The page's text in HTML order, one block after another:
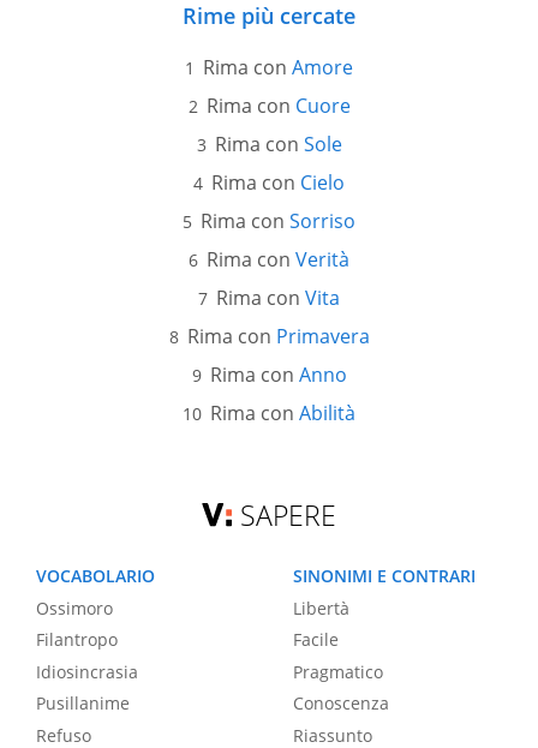
Rime più cercate
Rima con Amore
Rima con Cuore
Rima con Sole
Rima con Cielo
Rima con Sorriso
Rima con Verità
Rima con Vita
Rima con Primavera
Rima con Anno
Rima con Abilità
SAPERE
VOCABOLARIO
Ossimoro
Filantropo
Idiosincrasia
Pusillanime
Refuso
SINONIMI E CONTRARI
Libertà
Facile
Pragmatico
Conoscenza
Riassunto